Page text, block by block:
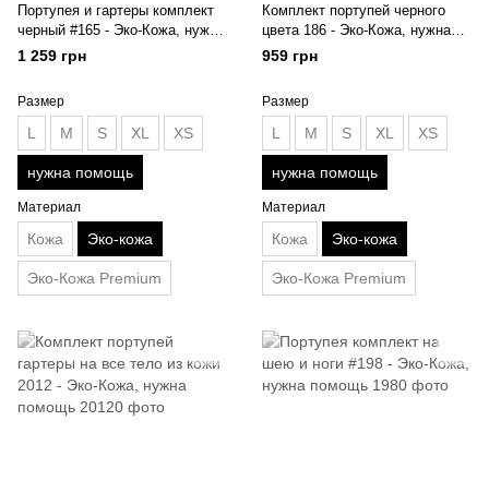
Портупея и гартеры комплект
черный #165 - Эко-Кожа, нужна
помощь
1 259 грн
Размер
L M S XL XS
нужна помощь
Материал
Кожа Эко-кожа
Эко-Кожа Premium
Комплект портупей черного
цвета 186 - Эко-Кожа, нужна
помощь
959 грн
Размер
L M S XL XS
нужна помощь
Материал
Кожа Эко-кожа
Эко-Кожа Premium